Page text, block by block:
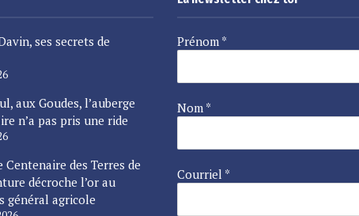
ses secrets de
aux Goudes, l’auberge
n’a pas pris une ride
Centenaire des Terres de
décroche l’or au
général agricole
Prénom *
Nom *
Courriel *